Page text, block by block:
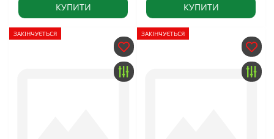
КУПИТИ КУПИТИ
ЗАКІНЧУЄТЬСЯ ЗАКІНЧУЄТЬСЯ